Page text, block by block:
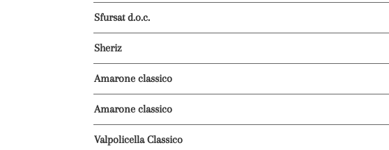
Sfursat d.o.c.
Sheriz
Amarone classico
Amarone classico
Valpolicella Classico